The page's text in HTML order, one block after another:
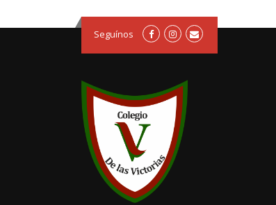
Seguínos